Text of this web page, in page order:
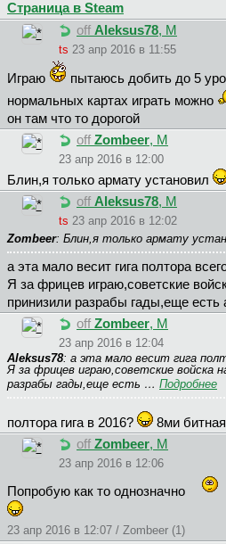
Страница в Steam
off Aleksus78, М
ts 23 апр 2016 в 11:55
Играю
пытаюсь добить до 5
нормальных картах играть можно
он там что то дорогой
off Zombeer, М
23 апр 2016 в 12:00
Блин,я только армату установил
off Aleksus78, М
ts 23 апр 2016 в 12:02
Zombeer: Блин,я только армату
а эта мало весит гига полтора
Я за фрицев играю,советские
принизили разрабы гады,еще есть
off Zombeer, М
23 апр 2016 в 12:04
Aleksus78: а эта мало весит гига
Я за фрицев играю,советские войска
разрабы гады,еще есть … Подробнее
полтора гига в 2016?
8ми
off Zombeer, М
23 апр 2016 в 12:06
Попробую как то однозначно
23 апр 2016 в 12:07 / Zombeer (1)